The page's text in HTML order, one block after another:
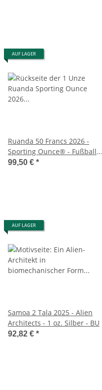
AUF LAGER
Ruanda 50 Francs 2026 -
Sporting Ounce® - Fußball 1
oz Silber
99,50 € *
AUF LAGER
Samoa 2 Tala 2025 - Alien
Architects - 1 oz. Silber - BU
92,82 € *